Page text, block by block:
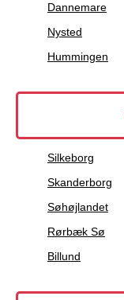
Dannemare
Nysted
Hummingen
Silkeborg
Skanderborg
Søhøjlandet
Rørbæk Sø
Billund